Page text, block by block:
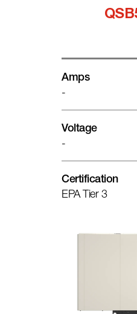
Amps
-
Voltage
-
Certification
EPA Tier 3